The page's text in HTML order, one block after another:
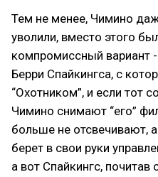
Тем не менее, Чимино
уволили, вместо этого
компромиссный вариант
Берри Спайкингса, с
“Охотником”, и если тот
Чимино снимают “его”
больше не отсвечивают,
берет в свои руки
а вот Спайкингс,